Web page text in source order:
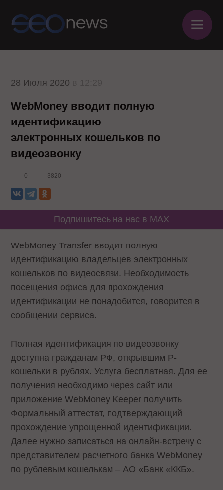
≡
28 Июля 2020
WebMoney вводит полную
идентификацию
электронных кошельков по
видеозвонку
0 3820
Подпишитесь на нас в MAX
WebMoney Transfer вводит полную
идентификацию владельцев электронных
кошельков по видеосвязи. Необходимость
посещения офиса для прохождения
идентификации не понадобится, говорится в
сообщении сервиса.
Полная идентификация по видеозвонку
доступна гражданам РФ, открывшим P-
кошельки в рублях. Услуга бесплатная. Для ее
получения необходимо через сайт или
приложение WebMoney Keeper получить
Формальный аттестат, подтверждающий
прохождение упрощенной идентификации.
Далее нужно записаться на онлайн-встречу с
представителем расчетного банка WebMoney
по рублевым кошелькам – АО «Банк «ККБ».